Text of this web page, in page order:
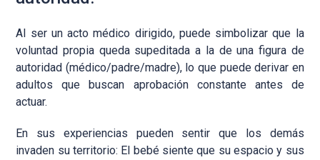
Al ser un acto médico dirigido, puede simbolizar que la
voluntad propia queda supeditada a la de una figura de
autoridad (médico/padre/madre), lo que puede derivar en
adultos que buscan aprobación constante antes de
actuar.
En sus experiencias pueden sentir que los demás
invaden su territorio: El bebé siente que su espacio y sus